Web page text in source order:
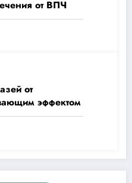
от ВПЧ
от
эффектом